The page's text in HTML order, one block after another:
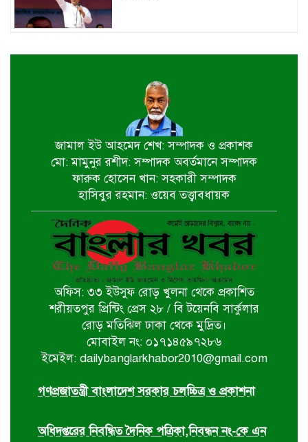
বিতরণী অনুষ্ঠিত
‘গণমাধ্যম এখনো স্বাধীন নয়’
বাগেরহাটে ডা. শফিকুর রহমান
চিতলমারীতে বিদ্যালয় পরিচালনা
পর্ষদের অভিষেক অনুষ্ঠান
বিশ্বকাপ বাণিজ্যিক স্বত্ব বিতর্কে ক্ষমা
চাইল ফিফা
পশ্চিমবঙ্গে আজান বন্ধে খুলে নেওয়া হচ্ছে
মসজিদের মাইক
র‌্যাব বিলুপ্ত করে আসছে ‘স্পেশাল
জামাল ইউ আহমেদ শেখ: সম্পাদক ও প্রকাশক
মো: মামুনুর রশীদ: সম্পাদক অবর্তমানে সম্পাদক
ফারুক হোসেন খান: সহকারী সম্পাদক
হাসিবুর রহমান: ওয়েব তত্ত্বাবধায়ক
অফিস: ৩৩ ইউসুফ রোড় খুলনা থেকে প্রকাশিত
শরীয়তপুর প্রিন্টিং প্রেস ২৮ / বি টয়েনবি সার্কুলার
রোড় মতিঝিল ঢাকা থেকে মুদ্রিত।
মোবাইল নং: ০১৭১৪৫৯৭২৮৬
ইমেইল: dailybanglarkhabor2010@gmail.com
গণপ্রজাতন্ত্রী বাংলাদেশ সরকার চলচ্চিত্র ও প্রকাশনা
অধিদপ্তরের নিবন্ধিত দৈনিক পত্রিকা,নিবন্ধন নং-কে এন